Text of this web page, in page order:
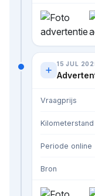
15 JUL
Vraagprijs
Kilometerstand
Periode online
Bron